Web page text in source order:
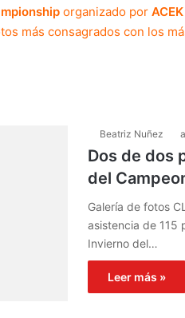
organizado por ACEK
más consagrados con los
Beatriz Nuñez
Dos de dos
del
Galería de fotos
asistencia de 115
Invierno del…
Leer más »